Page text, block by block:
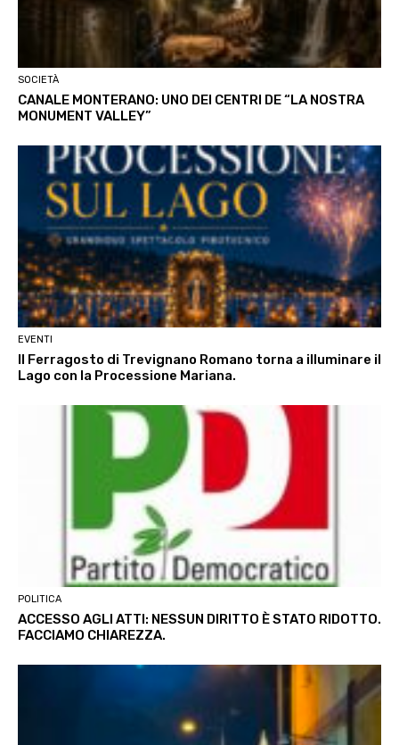
SOCIETÀ
CANALE MONTERANO: UNO DEI CENTRI DE “LA NOSTRA
MONUMENT VALLEY”
EVENTI
Il Ferragosto di Trevignano Romano torna a illuminare il
Lago con la Processione Mariana.
POLITICA
ACCESSO AGLI ATTI: NESSUN DIRITTO È STATO RIDOTTO.
FACCIAMO CHIAREZZA.